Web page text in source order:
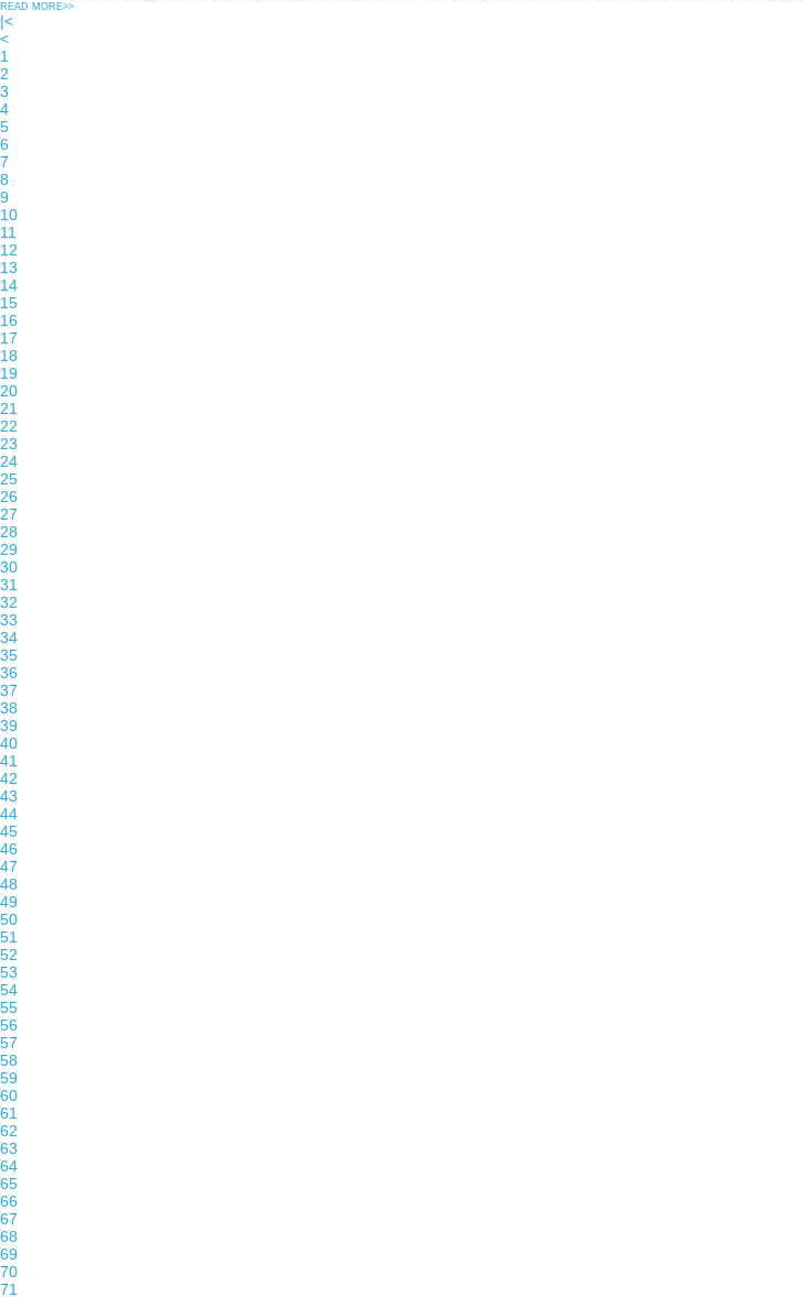
READ MORE>>
|<
<
1
2
3
4
5
6
7
8
9
10
11
12
13
14
15
16
17
18
19
20
21
22
23
24
25
26
27
28
29
30
31
32
33
34
35
36
37
38
39
40
41
42
43
44
45
46
47
48
49
50
51
52
53
54
55
56
57
58
59
60
61
62
63
64
65
66
67
68
69
70
71